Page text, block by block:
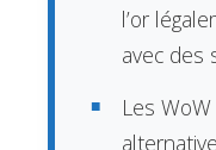
l’or
avec des
Les